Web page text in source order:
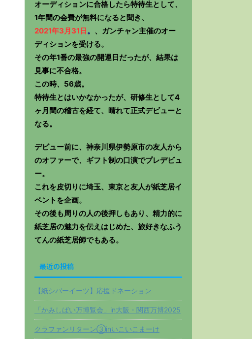
オーディションに合格したら特待生として、
1年間の会費が無料になると聞き、
2021年3月31日 。 、ガンチャン主催のオー
ディションを受ける。
その年1番の最強の開運日だったが、結果は
見事に不合格。
この時、56歳。
特待生とはいかなかったが、研修生として4
ヶ月間の稽古を経て、晴れて正式デビューと
なる。
デビュー前に、神奈川県伊勢原市の友人から
のオファーで、ギフト制の口演でプレデビュ
ー。
これを皮切りに埼玉、東京と友人が紙芝居イ
ベントを企画。
その後も周りの人の後押しもあり、精力的に
紙芝居の魅力を伝えはじめた、旅好きなふう
てんの紙芝居師でもある。
最近の投稿
【紙シバーイーツ】応援ドネーション
「かみしばい万博覧会」in大阪・関西万博2025
クラファンリターン③inいこいこまーけ